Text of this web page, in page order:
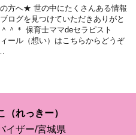
方へ★ 世の中にたくさんある情報
ログを見つけていただきありがと
＾＊ 保育士ママdeセラピスト
ール（想い）はこちらからどうぞ
れっきー）
イザー/宮城県